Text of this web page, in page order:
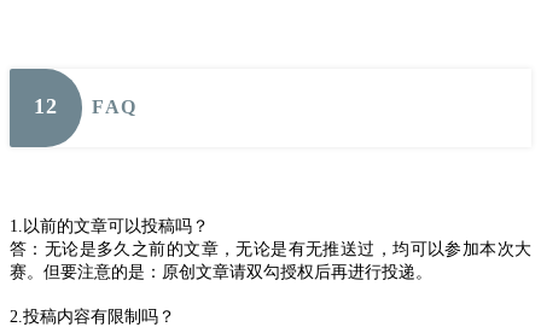
12 FAQ
1.以前的文章可以投稿吗？
答：无论是多久之前的文章，无论是有无推送过，均可以参加本次大
赛。但要注意的是：原创文章请双勾授权后再进行投递。
2.投稿内容有限制吗？